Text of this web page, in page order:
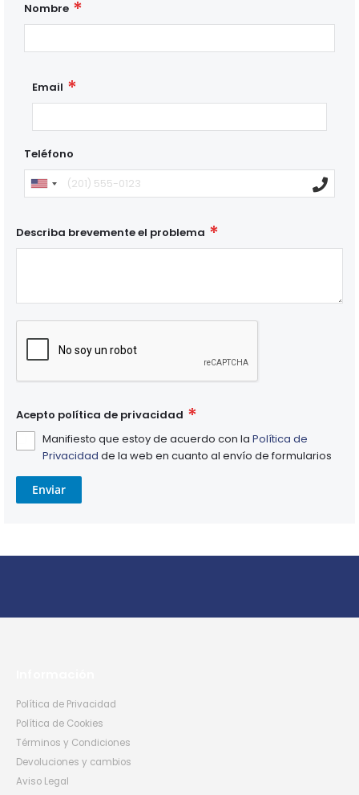
Nombre
Email
Teléfono
Describa brevemente el problema
Acepto política de privacidad
Manifiesto que estoy de acuerdo con la Política de
Privacidad de la web en cuanto al envío de formularios
Enviar
Política de Privacidad
Política de Cookies
Términos y Condiciones
Devoluciones y cambios
Aviso Legal